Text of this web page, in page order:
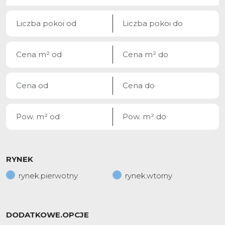
RYNEK
rynek.pierwotny
rynek.wtorny
DODATKOWE.OPCJE